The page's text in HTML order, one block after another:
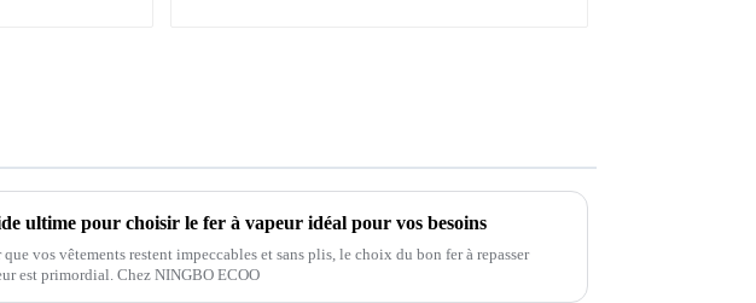
ultime pour choisir le fer à vapeur idéal pour vos besoins
que vos vêtements restent impeccables et sans plis, le choix du bon fer à repasser
est primordial. Chez NINGBO ECOO